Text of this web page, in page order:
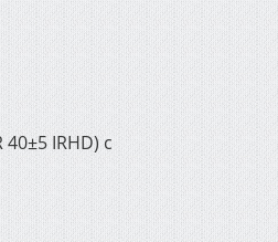
IRHD) с